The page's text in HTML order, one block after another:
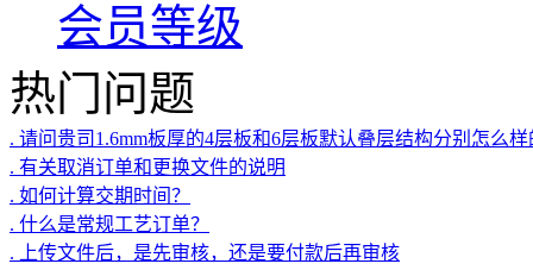
会员等级
热门问题
. 请问贵司1.6mm板厚的4层板和6层板默认叠层结构分别怎么样
. 有关取消订单和更换文件的说明
. 如何计算交期时间？
. 什么是常规工艺订单？
. 上传文件后，是先审核，还是要付款后再审核